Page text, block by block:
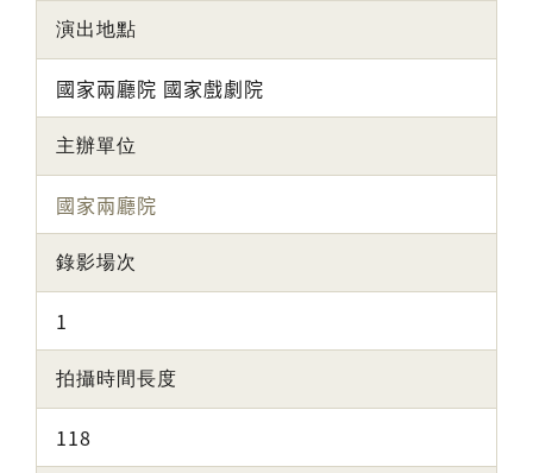
演出地點
國家兩廳院 國家戲劇院
主辦單位
國家兩廳院
錄影場次
1
拍攝時間長度
118